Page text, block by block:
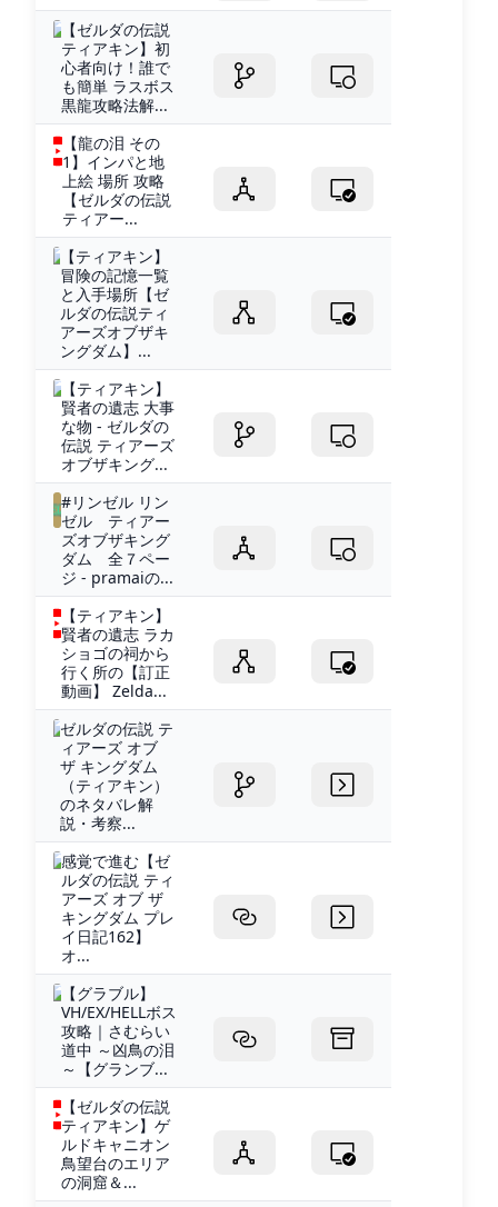
【ゼルダの伝説
ティアキン】初
心者向け！誰で
も簡単 ラスボス
黒龍攻略法解...
【龍の泪 その
1】インパと地
上絵 場所 攻略
【ゼルダの伝説
ティアー...
【ティアキン】
冒険の記憶一覧
と入手場所【ゼ
ルダの伝説ティ
アーズオブザキ
ングダム】...
【ティアキン】
賢者の遺志 大事
な物 - ゼルダの
伝説 ティアーズ
オブザキング...
#リンゼル リン
ゼル ティアー
ズオブザキング
ダム 全７ペー
ジ - pramaiの...
【ティアキン】
賢者の遺志 ラカ
ショゴの祠から
行く所の【訂正
動画】 Zelda...
ゼルダの伝説 テ
ィアーズ オブ
ザ キングダム
（ティアキン）
のネタバレ解
説・考察...
感覚で進む【ゼ
ルダの伝説 ティ
アーズ オブ ザ
キングダム プレ
イ日記162】
オ...
【グラブル】
VH/EX/HELLボス
攻略｜さむらい
道中 ～凶鳥の泪
～【グランブ...
【ゼルダの伝説
ティアキン】ゲ
ルドキャニオン
鳥望台のエリア
の洞窟＆...